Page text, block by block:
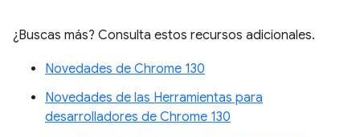
¿Buscas más? Consulta estos recursos adicionales.
Novedades de Chrome 130
Novedades de las Herramientas para
desarrolladores de Chrome 130